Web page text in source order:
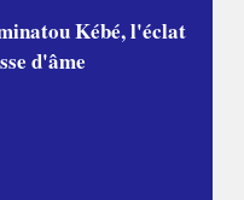
Kébé, l'éclat
d'âme